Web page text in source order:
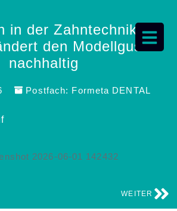
in der Zahntechnik:
den Modellguss
nachhaltig
Postfach: Formeta DENTAL
WEITER